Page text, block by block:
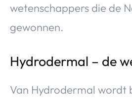
wetenschappers die de
gewonnen.
Hydrodermal – de
Van Hydrodermal wordt